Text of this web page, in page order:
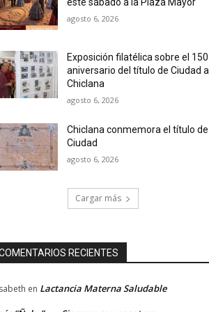
agosto 6, 2026
Exposición filatélica sobre el 150
aniversario del título de Ciudad a
Chiclana
agosto 6, 2026
Chiclana conmemora el título de
Ciudad
agosto 6, 2026
Cargar más
RECIENTES
en Lactancia Materna Saludable